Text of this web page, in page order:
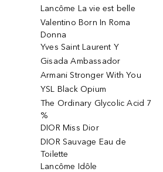
Lancôme La vie est belle
Valentino Born In Roma
Donna
Yves Saint Laurent Y
Gisada Ambassador
Armani Stronger With You
YSL Black Opium
The Ordinary Glycolic Acid 7
%
DIOR Miss Dior
DIOR Sauvage Eau de
Toilette
Lancôme Idôle